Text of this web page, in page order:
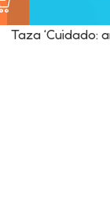
Taza ‘Cuidado: